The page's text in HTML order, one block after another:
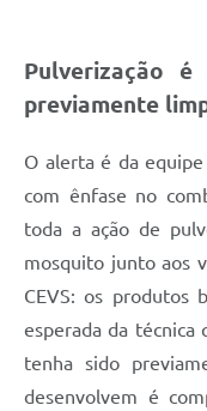
Pulverização
previamente
O alerta é da
com ênfase no
toda a ação de
mosquito junto aos
CEVS: os produtos
esperada da técnica
tenha sido
desenvolvem é